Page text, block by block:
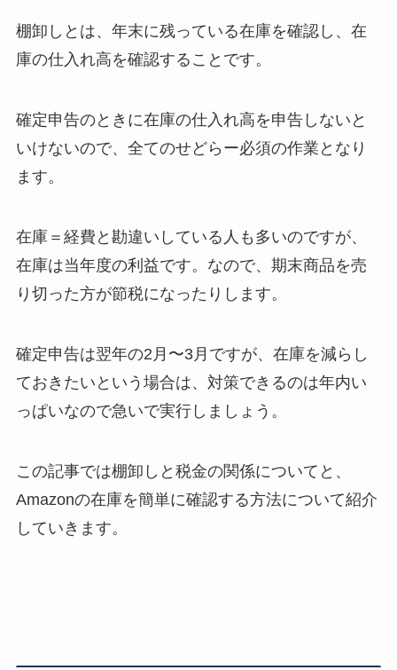
棚卸しとは、年末に残っている在庫を確認し、在
庫の仕入れ高を確認することです。
確定申告のときに在庫の仕入れ高を申告しないと
いけないので、全てのせどらー必須の作業となり
ます。
在庫＝経費と勘違いしている人も多いのですが、
在庫は当年度の利益です。なので、期末商品を売
り切った方が節税になったりします。
確定申告は翌年の2月〜3月ですが、在庫を減らし
ておきたいという場合は、対策できるのは年内い
っぱいなので急いで実行しましょう。
この記事では棚卸しと税金の関係についてと、
Amazonの在庫を簡単に確認する方法について紹介
していきます。